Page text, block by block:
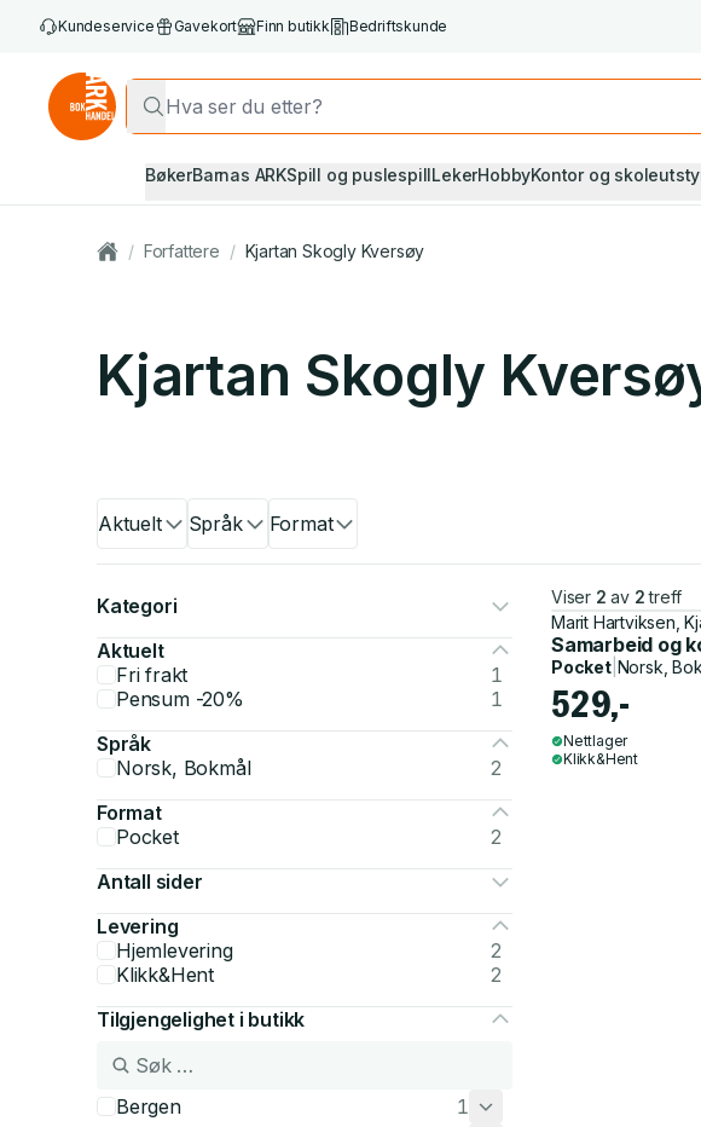
Kundeservice Gavekort Finn butikk Bedriftskunde
BøkerBarnas ARKSpill og puslespillLekerHobbyKontor og
/ Forfattere / Kjartan Skogly Kversøy
Kjartan Skogly
Aktuelt Språk Format
Kategori
Aktuelt
Fri frakt
1
Pensum -20%
1
Språk
Norsk, Bokmål
2
Format
Pocket
2
Antall sider
Levering
Hjemlevering
2
Klikk&Hent
2
Tilgjengelighet i butikk
Bergen
1
Viser 2 av 2 treff
Marit Hartviksen,
Samarbeid og
Pocket| Norsk,
529,-
Nettlager
Klikk&Hent